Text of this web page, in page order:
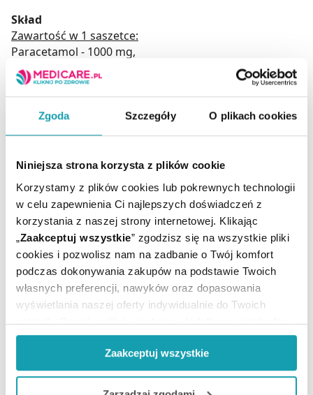
Zgoda Szczegóły O plikach cookies
Niniejsza strona korzysta z plików cookie
Korzystamy z plików cookies lub pokrewnych technologii
w celu zapewnienia Ci najlepszych doświadczeń z
korzystania z naszej strony internetowej. Klikając
„Zaakceptuj wszystkie” zgodzisz się na wszystkie pliki
cookies i pozwolisz nam na zadbanie o Twój komfort
podczas dokonywania zakupów na podstawie Twoich
własnych preferencji, nawyków oraz dopasowania
wyświetlania naszej oferty indywidualnie do Twoich
potrzeb. Część z plików jest nam dodatkowo niezbędna
do prawidłowego działania Portalu oraz jego
funkcjonalności. W zależności od funkcji, dane o tym jak
korzystasz z naszej witryny będą również przekazywane
do naszych Partnerów marketingowych i analitycznych.
Zaakceptuj wszystkie
Skład
Zawartość w 1 saszetce:
Paracetamol - 1000 mg,
Fenylefryna - 10 mg,
Witamina C - 40 mg.
Ostrzeżenia
Lek przechowywać w miejscu niewidocznym i
Lek zawiera paracetamol.
Nie stosować z innymi lekami zawierającymi
paracetamol lub lekami stosowanymi w przeziębieniu i
grypie.
W razie zażycia dawki większej niż zalecana
natychmiast skontaktować się z lekarzem, nawet jeśli
pacjent czuje się dobrze, ponieważ może dojść do
zagrażającego życiu uszkodzenia wątroby.
To jest lek. Dla bezpieczeństwa stosuj go zgodnie z
ulotką dołączoną do opakowania. Nie przekraczaj
maksymalnej dawki leku. W przypadku wątpliwości